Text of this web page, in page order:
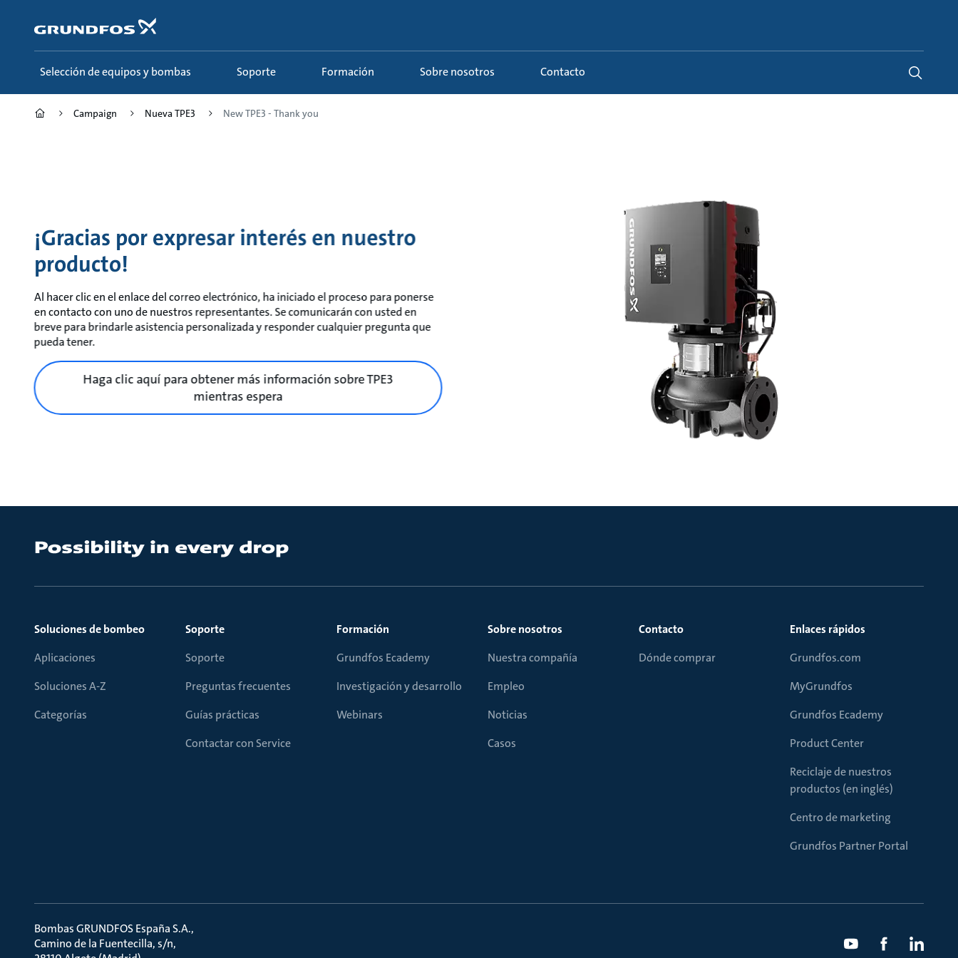
contenido
principal
Selección de equipos y bombas Soporte Formación Sobre nosotros Contacto
Campaign Nueva TPE3 New TPE3 - Thank you
¡Gracias por expresar interés en nuestro
producto!
Al hacer clic en el enlace del correo electrónico, ha iniciado el proceso para ponerse
en contacto con uno de nuestros representantes. Se comunicarán con usted en
breve para brindarle asistencia personalizada y responder cualquier pregunta que
pueda tener.
Haga clic aquí para obtener más información sobre TPE3
mientras espera
Soluciones de bombeo
Aplicaciones
Soluciones A-Z
Categorías
Soporte
Soporte
Preguntas frecuentes
Guías prácticas
Contactar con Service
Formación
Grundfos Ecademy
Investigación y desarrollo
Webinars
Sobre nosotros
Nuestra compañía
Empleo
Noticias
Casos
Contacto
Dónde comprar
Enlaces rápidos
Grundfos.com
MyGrundfos
Grundfos Ecademy
Product Center
Reciclaje de nuestros
productos (en inglés)
Centro de marketing
Grundfos Partner Portal
Bombas GRUNDFOS España S.A.
Camino de la Fuentecilla, s/n